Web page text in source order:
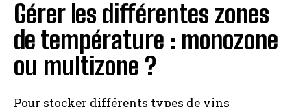
Gérer les différentes zones
de température : monozone
ou multizone ?
Pour stocker différents types de vins